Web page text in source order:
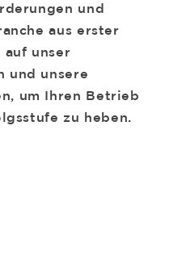
und
aus erster
auf unser
und unsere
um Ihren Betrieb
zu heben.